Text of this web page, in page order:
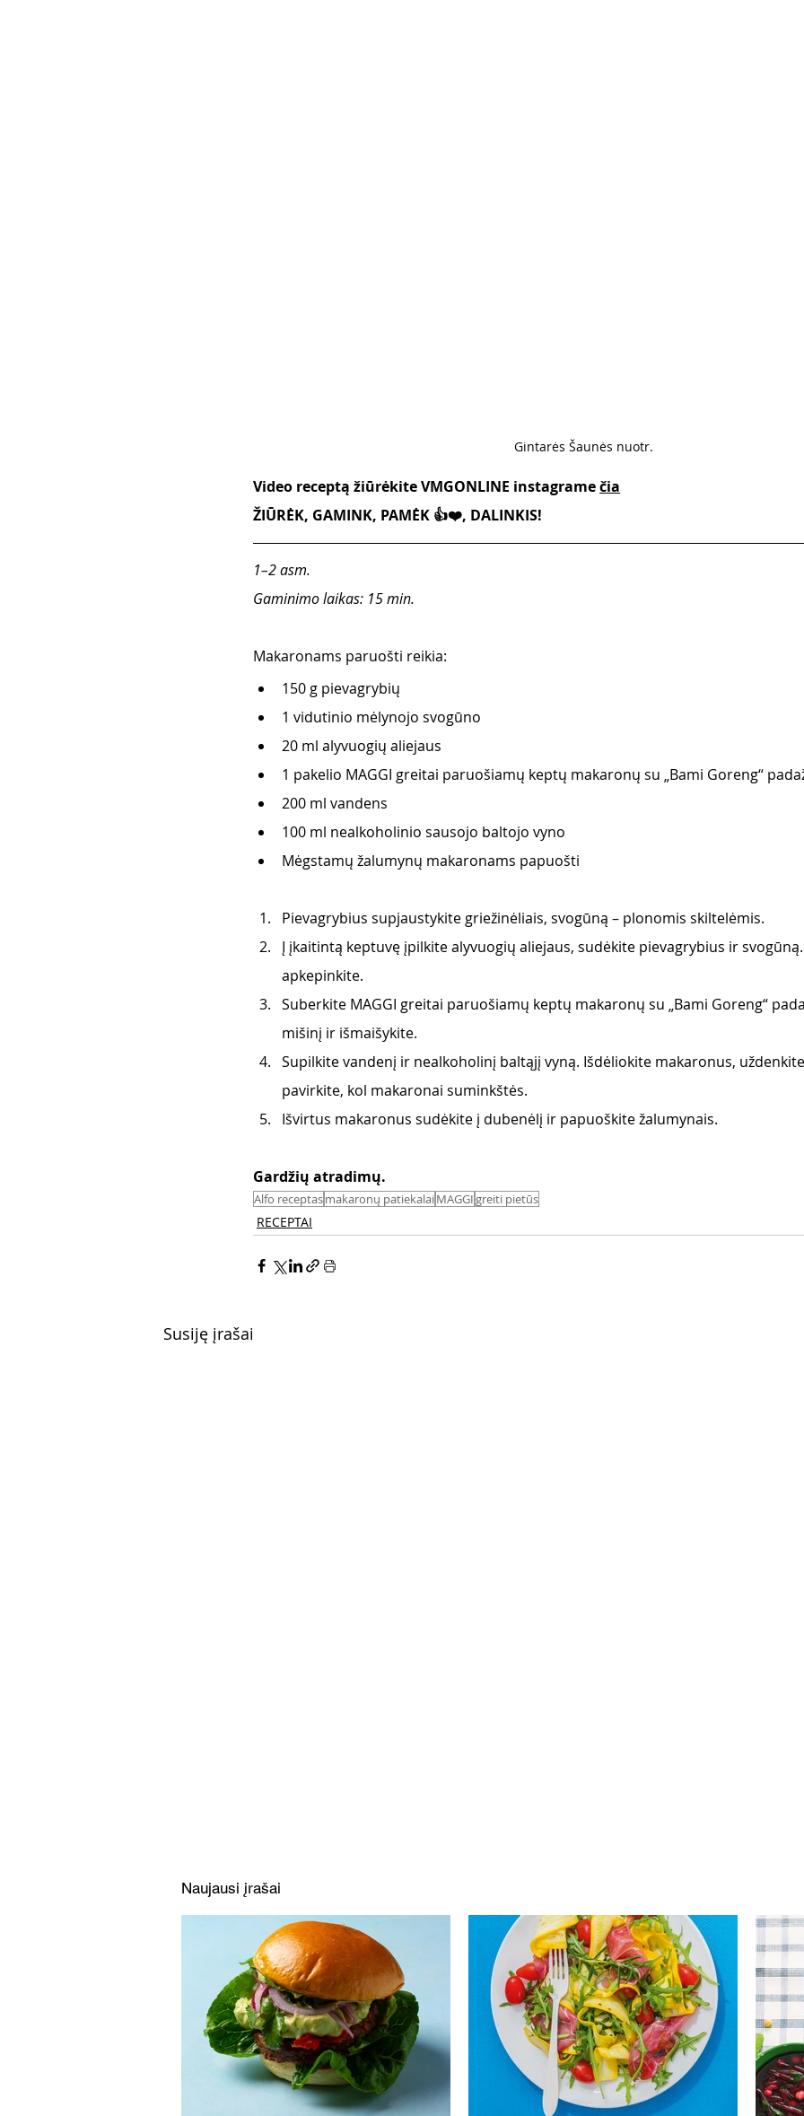
Gintarės Šaunės nuotr.
Video receptą žiūrėkite VMGONLINE instagrame čia
ŽIŪRĖK, GAMINK, PAMĖK 👍❤️, DALINKIS!
1–2 asm.
Gaminimo laikas: 15 min.
Makaronams paruošti reikia:
150 g pievagrybių
1 vidutinio mėlynojo svogūno
20 ml alyvuogių aliejaus
1 pakelio MAGGI greitai paruošiamų keptų makaronų su „Bami Goreng“
200 ml vandens
100 ml nealkoholinio sausojo baltojo vyno
Mėgstamų žalumynų makaronams papuošti
Pievagrybius supjaustykite griežinėliais, svogūną – plonomis skiltelėmis.
Į įkaitintą keptuvę įpilkite alyvuogių aliejaus, sudėkite pievagrybius ir
apkepinkite.
Suberkite MAGGI greitai paruošiamų keptų makaronų su „Bami Goreng“
mišinį ir išmaišykite.
Supilkite vandenį ir nealkoholinį baltąjį vyną. Išdėliokite makaronus,
pavirkite, kol makaronai suminkštės.
Išvirtus makaronus sudėkite į dubenėlį ir papuoškite žalumynais.
Gardžių atradimų.
Alfo receptasmakaronų patiekalaiMAGGIgreiti pietūs
RECEPTAI
Susiję įrašai
Naujausi įrašai